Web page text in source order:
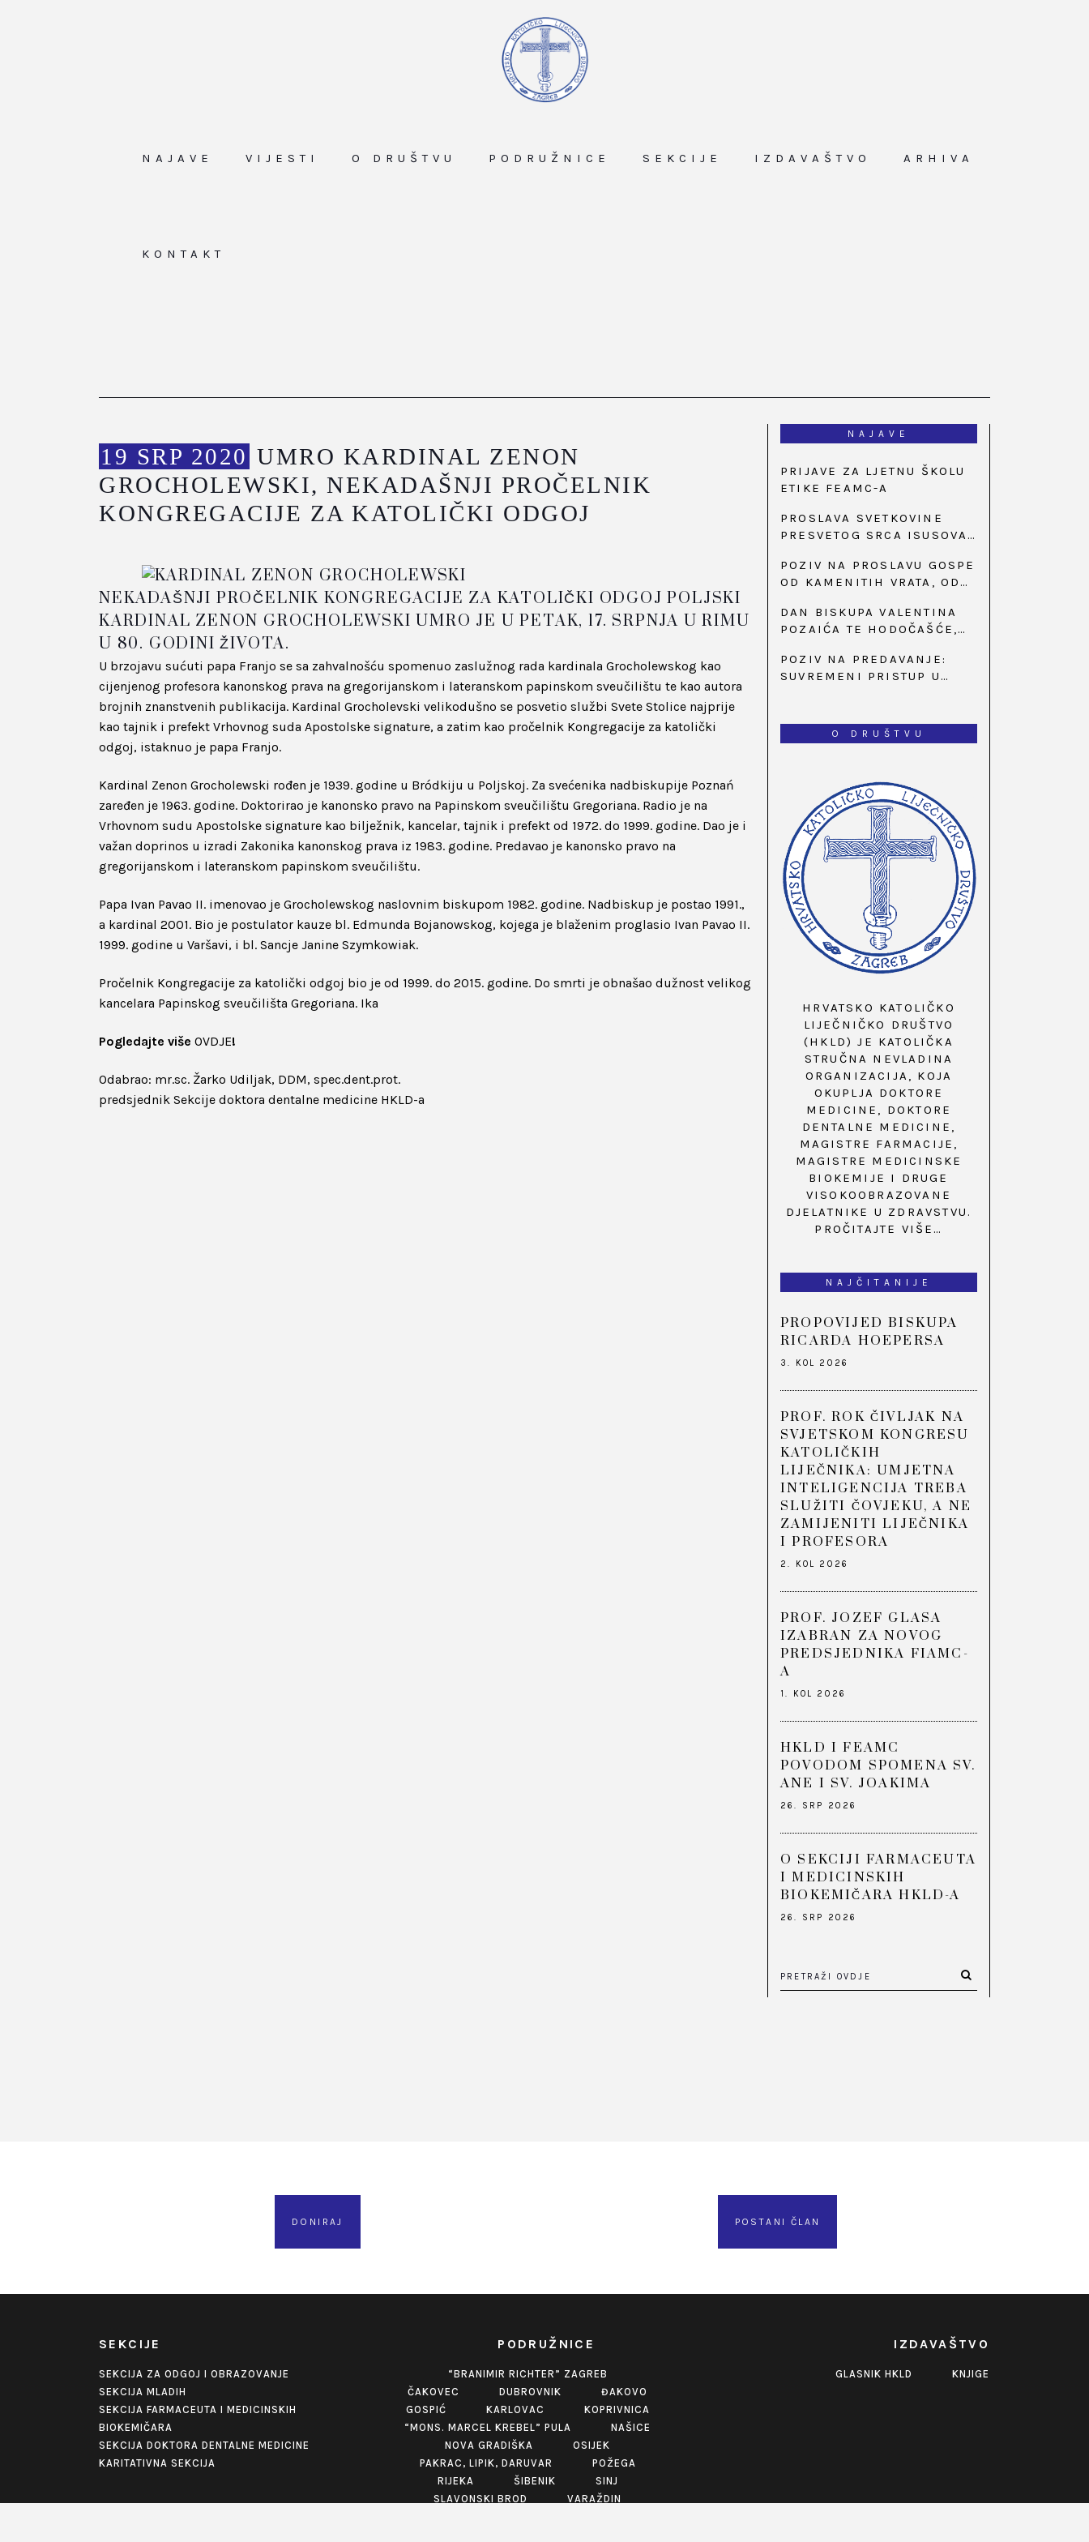
NAJAVE VIJESTI O DRUŠTVU PODRUŽNICE SEKCIJE IZDAVAŠTVO ARHIVA
KONTAKT
19 SRP 2020 UMRO KARDINAL ZENON
GROCHOLEWSKI, NEKADAŠNJI PROČELNIK
KONGREGACIJE ZA KATOLIČKI ODGOJ
NEKADAŠNJI PROČELNIK KONGREGACIJE ZA KATOLIČKI ODGOJ POLJSKI
KARDINAL ZENON GROCHOLEWSKI UMRO JE U PETAK, 17. SRPNJA U RIMU
U 80. GODINI ŽIVOTA.
U brzojavu sućuti papa Franjo se sa zahvalnošću spomenuo zaslužnog rada kardinala Grocholewskog kao
cijenjenog profesora kanonskog prava na gregorijanskom i lateranskom papinskom sveučilištu te kao autora
brojnih znanstvenih publikacija. Kardinal Grocholevski velikodušno se posvetio službi Svete Stolice najprije
kao tajnik i prefekt Vrhovnog suda Apostolske signature, a zatim kao pročelnik Kongregacije za katolički
odgoj, istaknuo je papa Franjo.
Kardinal Zenon Grocholewski rođen je 1939. godine u Bródkiju u Poljskoj. Za svećenika nadbiskupije Poznań
zaređen je 1963. godine. Doktorirao je kanonsko pravo na Papinskom sveučilištu Gregoriana. Radio je na
Vrhovnom sudu Apostolske signature kao bilježnik, kancelar, tajnik i prefekt od 1972. do 1999. godine. Dao je i
važan doprinos u izradi Zakonika kanonskog prava iz 1983. godine. Predavao je kanonsko pravo na
gregorijanskom i lateranskom papinskom sveučilištu.
Papa Ivan Pavao II. imenovao je Grocholewskog naslovnim biskupom 1982. godine. Nadbiskup je postao 1991.,
a kardinal 2001. Bio je postulator kauze bl. Edmunda Bojanowskog, kojega je blaženim proglasio Ivan Pavao II.
1999. godine u Varšavi, i bl. Sancje Janine Szymkowiak.
Pročelnik Kongregacije za katolički odgoj bio je od 1999. do 2015. godine. Do smrti je obnašao dužnost velikog
kancelara Papinskog sveučilišta Gregoriana. Ika
Pogledajte više OVDJE!
Odabrao: mr.sc. Žarko Udiljak, DDM, spec.dent.prot.
predsjednik Sekcije doktora dentalne medicine HKLD-a
NAJAVE
PRIJAVE ZA LJETNU ŠKOLU
ETIKE FEAMC-A
PROSLAVA SVETKOVINE
PRESVETOG SRCA ISUSOVA
PALMOTIĆEVOJ
POZIV NA PROSLAVU GOSPE
OD KAMENITIH VRATA, OD
DAN BISKUPA VALENTINA
POZAIĆA TE HODOČAŠĆE,
OBLJETNICA OSNIVANJA
HKLD-A, U MARIJI BISTRICI,
POZIV NA PREDAVANJE:
SUVREMENI PRISTUP U
O DRUŠTVU
HRVATSKO KATOLIČKO
LIJEČNIČKO DRUŠTVO
(HKLD) JE KATOLIČKA
STRUČNA NEVLADINA
ORGANIZACIJA, KOJA
OKUPLJA DOKTORE
MEDICINE, DOKTORE
DENTALNE MEDICINE,
MAGISTRE FARMACIJE,
MAGISTRE MEDICINSKE
BIOKEMIJE I DRUGE
VISOKOOBRAZOVANE
DJELATNIKE U ZDRAVSTVU.
PROČITAJTE VIŠE…
NAJČITANIJE
PROPOVIJED BISKUPA
RICARDA HOEPERSA
3. KOL 2026
PROF. ROK ČIVLJAK NA
SVJETSKOM KONGRESU
KATOLIČKIH
LIJEČNIKA: UMJETNA
INTELIGENCIJA TREBA
SLUŽITI ČOVJEKU, A NE
ZAMIJENITI LIJEČNIKA
I PROFESORA
2. KOL 2026
PROF. JOZEF GLASA
IZABRAN ZA NOVOG
PREDSJEDNIKA FIAMC-
A
1. KOL 2026
HKLD I FEAMC
POVODOM SPOMENA SV.
ANE I SV. JOAKIMA
26. SRP 2026
O SEKCIJI FARMACEUTA
I MEDICINSKIH
BIOKEMIČARA HKLD-A
26. SRP 2026
DONIRAJ POSTANI ČLAN
SEKCIJE
SEKCIJA ZA ODGOJ I OBRAZOVANJE
SEKCIJA MLADIH
SEKCIJA FARMACEUTA I MEDICINSKIH
BIOKEMIČARA
SEKCIJA DOKTORA DENTALNE MEDICINE
KARITATIVNA SEKCIJA
PODRUŽNICE
“BRANIMIR RICHTER” ZAGREB
ČAKOVEC
DUBROVNIK
ĐAKOVO
GOSPIĆ
KARLOVAC
KOPRIVNICA
“MONS. MARCEL KREBEL” PULA
NAŠICE
NOVA GRADIŠKA
OSIJEK
PAKRAC, LIPIK, DARUVAR
POŽEGA
RIJEKA
ŠIBENIK
SINJ
SLAVONSKI BROD
VARAŽDIN
IZDAVAŠTVO
GLASNIK HKLD KNJIGE